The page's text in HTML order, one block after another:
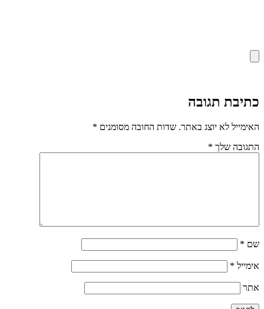
כתיבת תגובה
האימייל לא יוצג באתר. שדות החובה מסומנים *
התגובה שלך *
שם *
אימייל *
אתר